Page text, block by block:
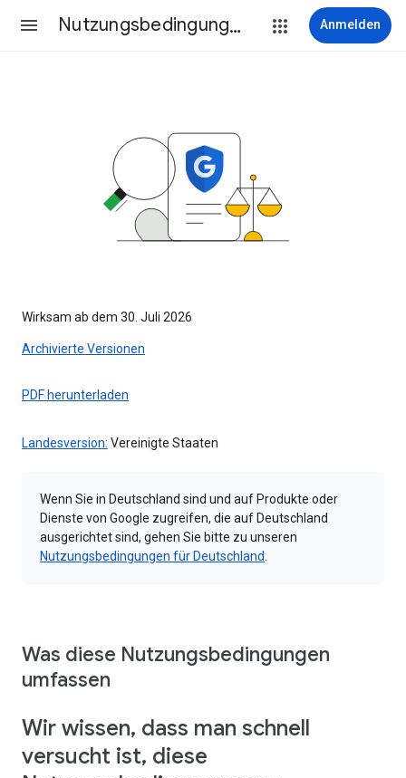
Nutzungsbedingungen Anmelden
Wirksam ab dem 30. Juli 2026
Archivierte Versionen
PDF herunterladen
Landesversion: Vereinigte Staaten
Wenn Sie in Deutschland sind und auf Produkte oder
Dienste von Google zugreifen, die auf Deutschland
ausgerichtet sind, gehen Sie bitte zu unseren
Nutzungsbedingungen für Deutschland
Was diese Nutzungsbedingungen
umfassen
Wir wissen, dass man schnell
versucht ist, diese